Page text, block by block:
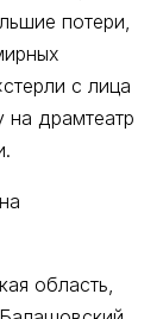
потери,
с лица
драмтеатр
область,